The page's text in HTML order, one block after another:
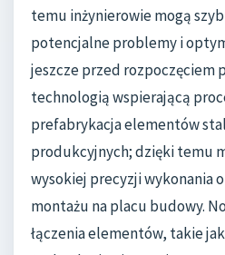
temu inżynierowie mogą
potencjalne problemy i
jeszcze przed rozpoczęciem
technologią wspierającą
prefabrykacja elementów
produkcyjnych; dzięki temu
wysokiej precyzji wykonania
montażu na placu budowy.
łączenia elementów, takie